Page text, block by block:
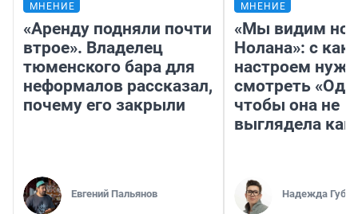
МНЕНИЕ
«Аренду подняли почти
втрое». Владелец
тюменского бара для
неформалов рассказал,
почему его закрыли
Евгений Пальянов
МНЕНИЕ
«Мы видим
Нолана»: с
настроем
смотреть
чтобы она не
выглядела как
Надежда